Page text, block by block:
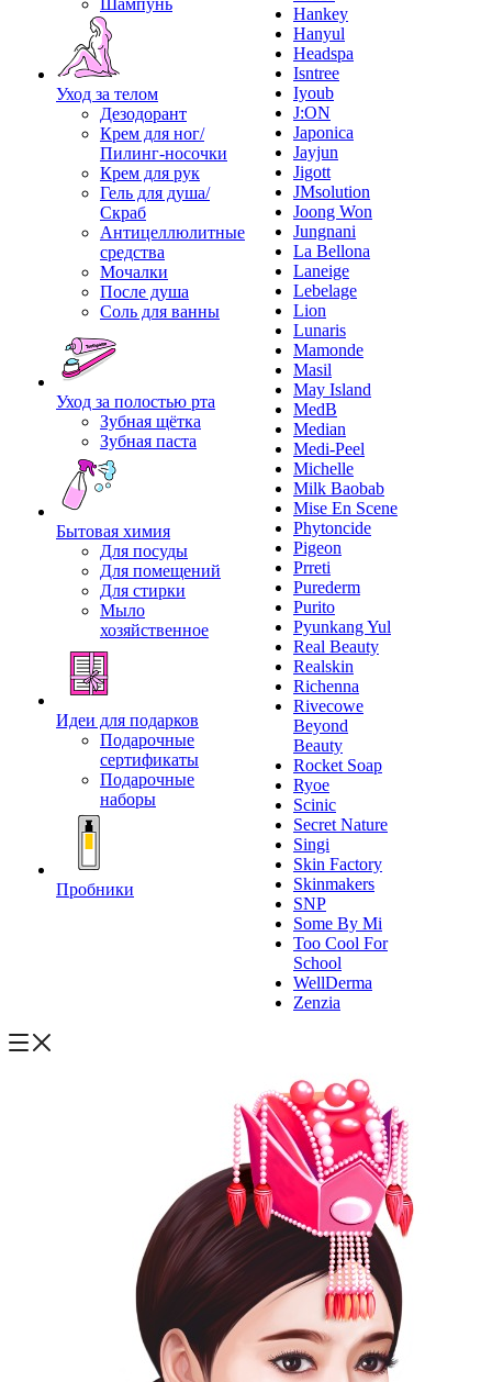
Шампунь
Уход за телом
Дезодорант
Крем для ног/
Пилинг-носочки
Крем для рук
Гель для душа/
Скраб
Антицеллюлитные
средства
Мочалки
После душа
Соль для ванны
Уход за полостью рта
Зубная щётка
Зубная паста
Бытовая химия
Для посуды
Для помещений
Для стирки
Мыло
хозяйственное
Идеи для подарков
Подарочные
сертификаты
Подарочные
наборы
Пробники
Hankey
Hanyul
Headspa
Isntree
Iyoub
J:ON
Japonica
Jayjun
Jigott
JMsolution
Joong Won
Jungnani
La Bellona
Laneige
Lebelage
Lion
Lunaris
Mamonde
Masil
May Island
MedB
Median
Medi-Peel
Michelle
Milk Baobab
Mise En Scene
Phytoncide
Pigeon
Prreti
Purederm
Purito
Pyunkang Yul
Real Beauty
Realskin
Richenna
Rivecowe
Beyond
Beauty
Rocket Soap
Ryoe
Scinic
Secret Nature
Singi
Skin Factory
Skinmakers
SNP
Some By Mi
Too Cool For
School
WellDerma
Zenzia